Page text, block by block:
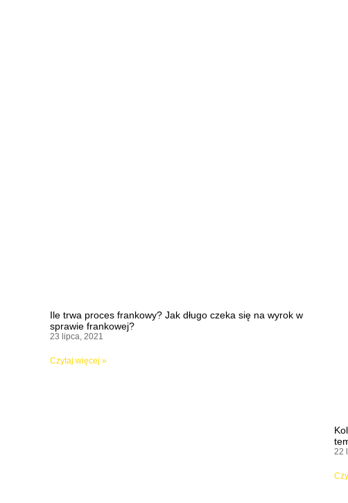
Ile trwa proces frankowy? Jak długo czeka się na wyrok w
sprawie frankowej?
23 lipca, 2021
Czytaj więcej »
22